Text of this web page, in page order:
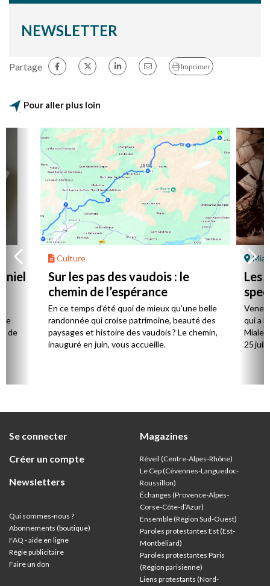
NEWSLETTER
Partage Imprimer
Pour aller plus loin
de
Culture
Sur les pas des vaudois : le
chemin de l’espérance
En ce temps d’été quoi de mieux qu’une belle
randonnée qui croise patrimoine, beauté des
paysages et histoire des vaudois ? Le chemin,
inauguré en juin, vous accueille.
Les
qui a
25
Se connecter
Créer un compte
Newsletters
Qui sommes-nous ?
Abonnements (boutique)
FAQ - aide en ligne
Régie publicitaire
Faire un don
Magazines
Réveil (Centre-Alpes-Rhône)
Le Cep (Cévennes-Languedoc-
Roussillon)
Échanges (Provence-Alpes-
Corse-Côte-d’Azur)
Ensemble (Région Sud-Ouest)
Paroles protestantes Est (Est-
Montbéliard)
Paroles protestantes Paris
(Région parisienne)
Liens protestants (Nord-